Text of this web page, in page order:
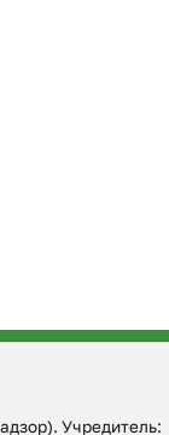
Учредитель: